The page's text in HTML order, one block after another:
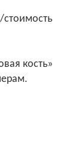
стоимость
кость»